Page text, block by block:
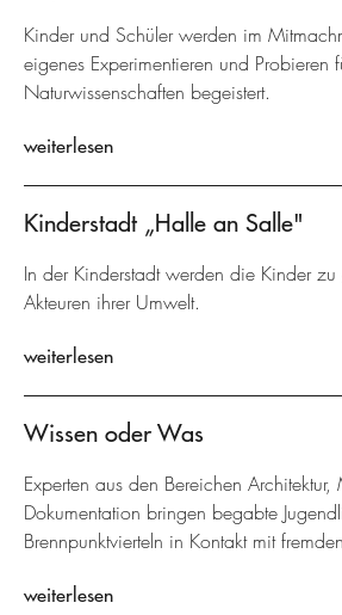
Kinder und Schüler werden im
eigenes Experimentieren und Probieren
Naturwissenschaften begeistert.
weiterlesen
Kinderstadt „Halle an Salle"
In der Kinderstadt werden die Kinder zu
Akteuren ihrer Umwelt.
weiterlesen
Wissen oder Was
Experten aus den Bereichen Architektur,
Dokumentation bringen begabte
Brennpunktvierteln in Kontakt mit
weiterlesen